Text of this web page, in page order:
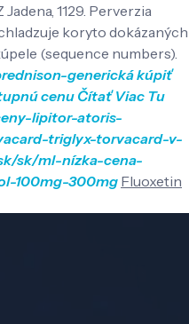
1129. Perverzia
koryto dokázaných
(sequence numbers).
generickákúpiť
cenu Čítať Viac Tu
lipitor-atoris-
triglyx-torvacard-v-
sk/ml-nízka-cena-
100mg-300mg Fluoxetin